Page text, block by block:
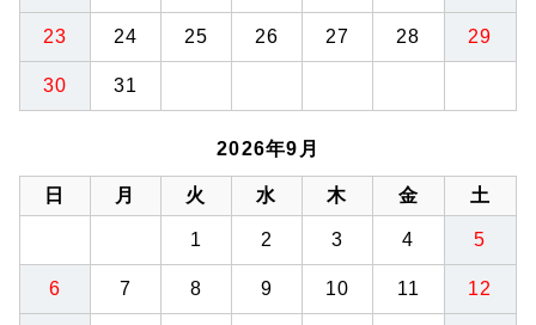
23 24 25 26 27 28 29
30 31
2026年9月
日 月 火 水 木 金 土
1 2 3 4 5
6 7 8 9 10 11 12